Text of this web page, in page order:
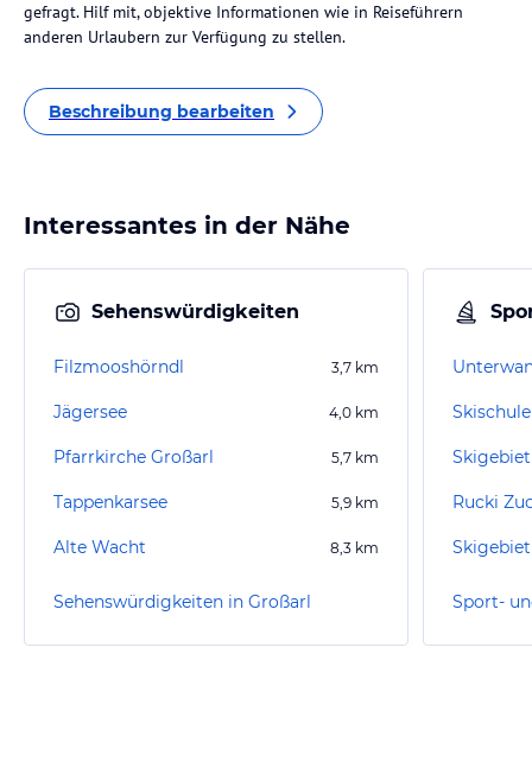
gefragt. Hilf mit, objektive Informationen wie in Reiseführern
anderen Urlaubern zur Verfügung zu stellen.
Beschreibung bearbeiten
Interessantes in der Nähe
Sehenswürdigkeiten
Filzmooshörndl 3,7 km
Jägersee 4,0 km
Pfarrkirche Großarl 5,7 km
Tappenkarsee 5,9 km
Alte Wacht 8,3 km
Sehenswürdigkeiten in Großarl
Rucki
Sport-